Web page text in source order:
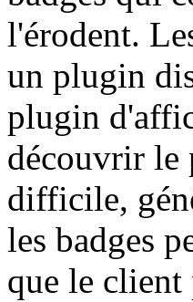
l'érodent.
un plugin
plugin
découvrir le
difficile,
les badges
que le client